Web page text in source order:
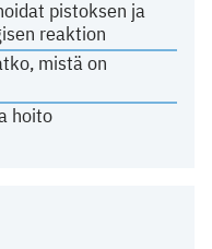
pistoksen ja
reaktion
mistä on
hoito